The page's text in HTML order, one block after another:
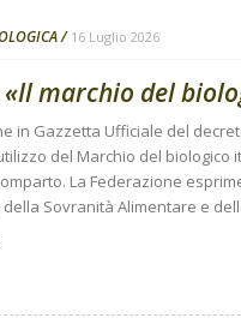
16 Luglio 2026
«Il marchio del
in Gazzetta Ufficiale del
del Marchio del biologico
La Federazione
della Sovranità Alimentare e